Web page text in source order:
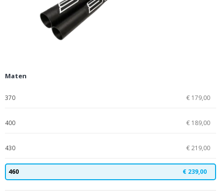
Maten
370 € 179,00
400 € 189,00
430 € 219,00
460 € 239,00